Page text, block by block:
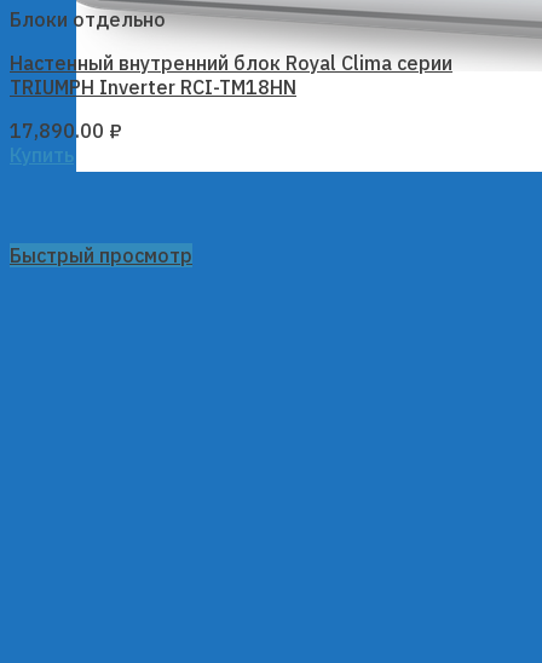
Быстрый просмотр
Блоки отдельно
Настенный внутренний блок Royal Clima серии
TRIUMPH Inverter RCI-TM18HN
17,890.00 ₽
Купить